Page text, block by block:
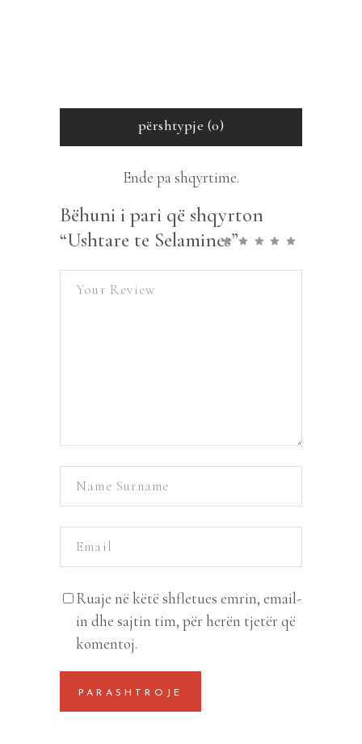
përshtypje (0)
Ende pa shqyrtime.
Bëhuni i pari që shqyrton
“Ushtare te Selamines”
Ruaje në këtë shfletues emrin, email-
in dhe sajtin tim, për herën tjetër që
komentoj.